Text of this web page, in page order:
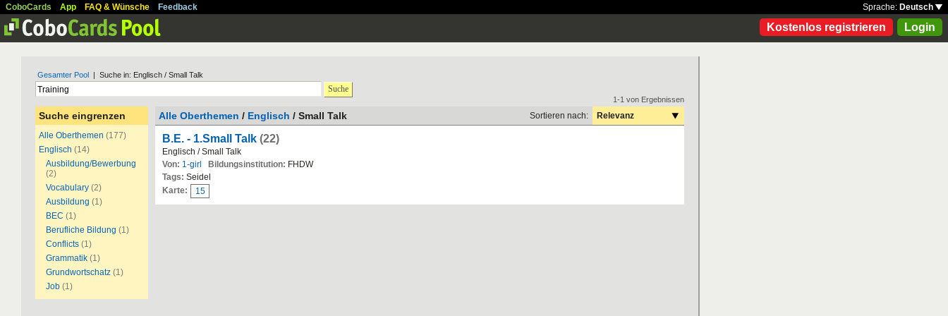
CoboCards App FAQ & Wünsche Feedback Sprache: Deutsch
Kostenlos registrieren Login
Gesamter Pool | Suche in: Englisch / Small Talk
Suche
Suche eingrenzen
Alle Oberthemen (177)
Englisch (14)
Ausbildung/Bewerbung
(2)
Vocabulary (2)
Ausbildung (1)
BEC (1)
Berufliche Bildung (1)
Conflicts (1)
Grammatik (1)
Grundwortschatz (1)
Job (1)
1-1 von Ergebnissen
Alle Oberthemen / Englisch / Small Talk Sortieren nach: Relevanz
B.E. - 1.Small Talk (22)
Englisch / Small Talk
Von: 1-girl Bildungsinstitution: FHDW
Tags: Seidel
Karte:
15